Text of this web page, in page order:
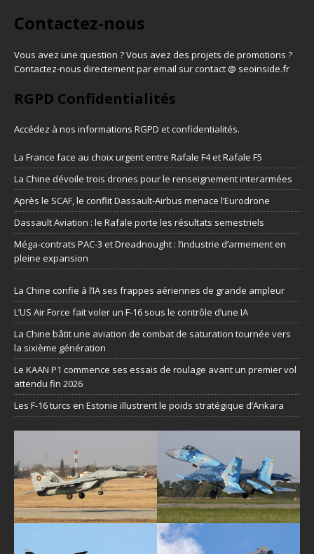
Contactez-nous
Vous avez une question ? Vous avez des projets de promotions ?
Contactez-nous directement par email sur contact @ seoinside.fr
RGPD Confidentialités
Accédez à nos informations RGPD et confidentialités.
La France face au choix urgent entre Rafale F4 et Rafale F5
La Chine dévoile trois drones pour le renseignement interarmées
Après le SCAF, le conflit Dassault-Airbus menace l’Eurodrone
Dassault Aviation : le Rafale porte les résultats semestriels
Méga-contrats PAC-3 et Dreadnought : l’industrie d’armement en
pleine expansion
La Chine confie à l’IA ses frappes aériennes de grande ampleur
L’US Air Force fait voler un F-16 sous le contrôle d’une IA
La Chine bâtit une aviation de combat de saturation tournée vers
la sixième génération
Le KAAN P1 commence ses essais de roulage avant un premier vol
attendu fin 2026
Les F-16 turcs en Estonie illustrent le poids stratégique d’Ankara